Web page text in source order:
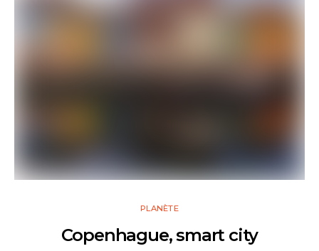
PLANÈTE
Copenhague, smart city